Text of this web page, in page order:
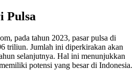
Pulsa
pada tahun 2023, pasar pulsa di
triliun. Jumlah ini diperkirakan akan
selanjutnya. Hal ini menunjukkan
potensi yang besar di Indonesia.